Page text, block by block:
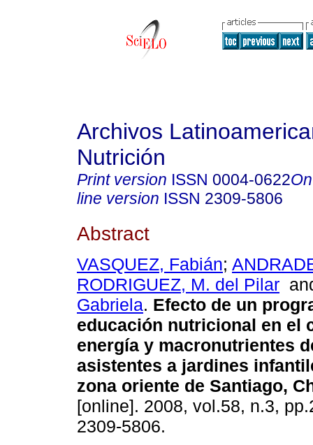
Archivos
Nutrición
Print version ISSN 0004-0622
line version ISSN 2309-5806
Abstract
VASQUEZ, Fabián;
RODRIGUEZ, M. del Pilar
Gabriela. Efecto de un
educación nutricional en el
energía y macronutrientes
asistentes a jardines
zona oriente de Santiago,
[online]. 2008, vol.58, n.3,
2309-5806.